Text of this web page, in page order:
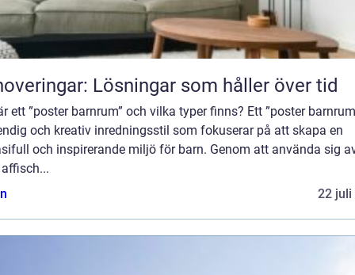
Lösningar som håller över tid
ett ”poster barnrum” och vilka typer finns? Ett ”poster
och kreativ inredningsstil som fokuserar på att skapa en
och inspirerande miljö för barn. Genom att använda sig
22 juli